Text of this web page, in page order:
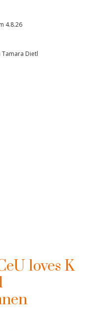
4.8.26
Tamara Dietl
loves K